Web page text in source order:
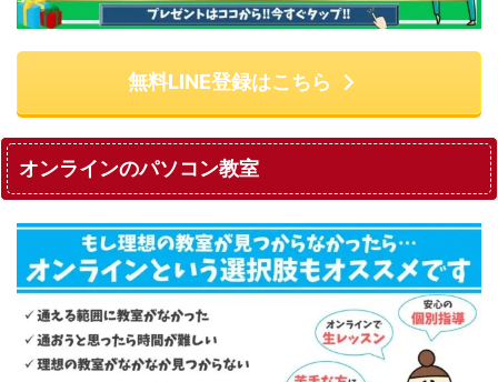
無料LINE登録はこちら
オンラインのパソコン教室